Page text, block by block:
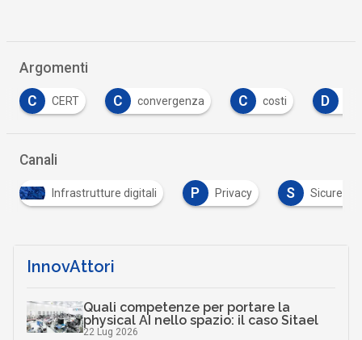
Argomenti
C convergenza C costi D dati D
Canali
digitali P Privacy S Sicurezza digitale
InnovAttori
Quali competenze per portare la
physical AI nello spazio: il caso Sitael
22 Lug 2026